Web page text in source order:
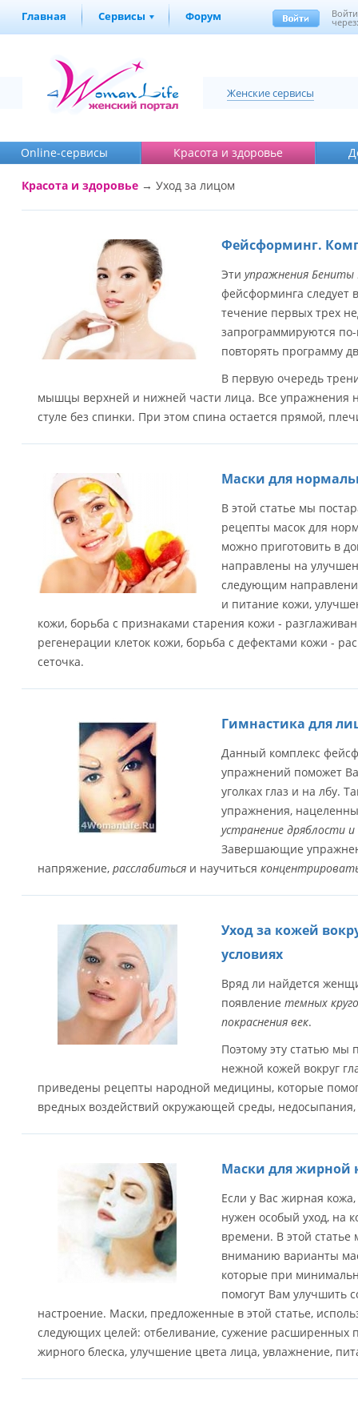
Главная Сервисы Форум Войти
Женские сервисы
Online-cервисы Красота и здоровье
Красота и здоровье → Уход за лицом
Фейсформинг.
Эти упражнения Бениты
фейсформинга следует
течение первых трех
запрограммируются
повторять программу
В первую очередь
мышцы верхней и нижней части лица. Все упражнения
стуле без спинки. При этом спина остается прямой,
Маски для
В этой статье мы
рецепты масок для
можно приготовить в
направлены на
следующим
и питание кожи,
кожи, борьба с признаками старения кожи -
регенерации клеток кожи, борьба с дефектами кожи -
сеточка.
Гимнастика для
Данный комплекс
упражнений поможет
уголках глаз и на лбу.
упражнения,
устранение дряблости
Завершающие
напряжение, расслабиться и научиться
Уход за кожей
условиях
Вряд ли найдется
появление темных
покраснения век.
Поэтому эту статью мы
нежной кожей вокруг
приведены рецепты народной медицины, которые
вредных воздействий окружающей среды, недосыпания,
Маски для жирной
Если у Вас жирная
нужен особый уход, на
времени. В этой
вниманию варианты
которые при
помогут Вам улучшить
настроение. Маски, предложенные в этой статье,
следующих целей: отбеливание, сужение расширенных
жирного блеска, улучшение цвета лица, увлажнение,